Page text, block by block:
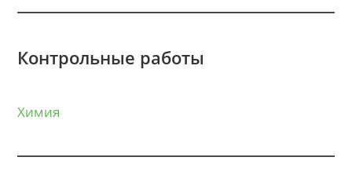
Контрольные работы
Химия